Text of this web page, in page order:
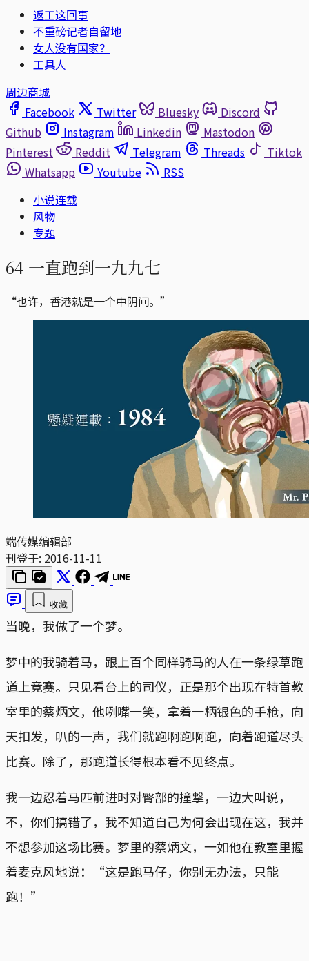
返工这回事
不重磅记者自留地
女人没有国家？
工具人
周边商城
Facebook
Twitter Bluesky
Discord
Github
Instagram Linkedin
Mastodon
Pinterest
Reddit Telegram Threads
Tiktok
Whatsapp
Youtube
RSS
小说连载
风物
专题
64 一直跑到一九九七
“也许，香港就是一个中阴间。”
端传媒编辑部
刊登于: 2016-11-11
收藏
当晚，我做了一个梦。
梦中的我骑着马，跟上百个同样骑马的人在一条绿草跑
道上竞赛。只见看台上的司仪，正是那个出现在特首教
室里的蔡炳文，他咧嘴一笑，拿着一柄银色的手枪，向
天扣发，叭的一声，我们就跑啊跑啊跑，向着跑道尽头
比赛。除了，那跑道长得根本看不见终点。
我一边忍着马匹前进时对臀部的撞撃，一边大叫说，
不，你们搞错了，我不知道自己为何会出现在这，我并
不想参加这场比赛。梦里的蔡炳文，一如他在教室里握
着麦克风地说：“这是跑马仔，你别无办法，只能
跑！”